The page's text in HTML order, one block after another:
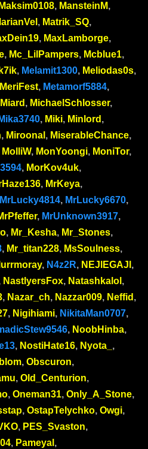
Maksim0108, MansteinM,
, Matrik_SQ,
, MaxLamborge,
, Mc_LilPampers, Mcblue1,
, Melamit1300, Meliodas0s,
MeriFest, Metamorf5884,
Miard , MichaelSchlosser,
Mika3740, Miki, Minlord ,
, Miroonal , MiserableChance,
MolliW, MonYoongi, MoniTor,
, MorKov4uk,
, MrKeya,
MrLucky4814, MrLucky6670,
, MrUnknown3917,
, Mr_Kesha, Mr_Stones,
, Mr_titan228, MsSoulness,
, N4z2R, NEJlEGAJl ,
NastlyersFox, Natashkalol ,
, Nazar_ch, Nazzar009, Neffid ,
, Nigihiami, NikitaMan0707,
, NoobHinba,
, NostiHate16, Nyota_ ,
, Obscuron,
, Old_Centurion,
, Oneman31, Only_A_Stone,
, OstapTelychko, Owgi,
, PES_Svaston,
, Pameyal ,